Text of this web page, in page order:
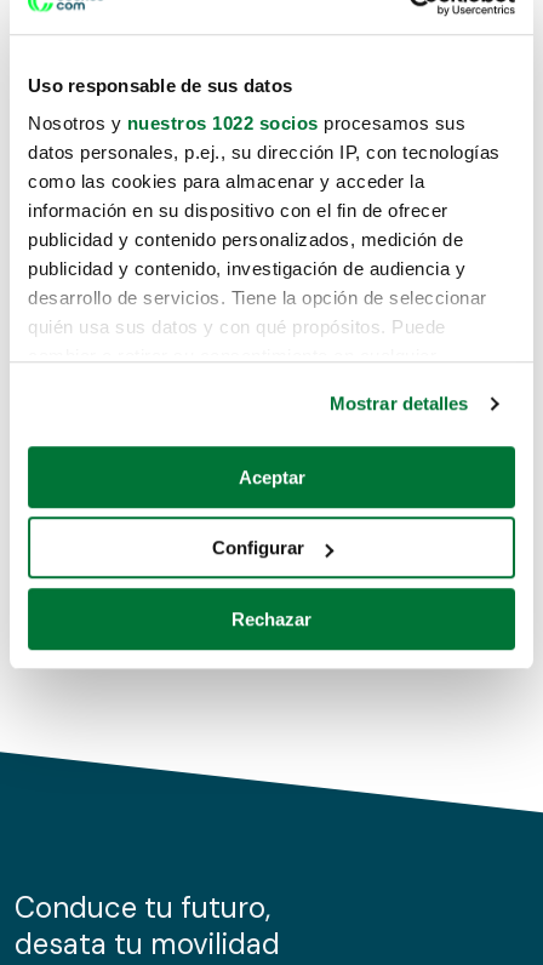
Uso responsable de sus datos
Nosotros y nuestros 1022 socios procesamos sus
datos personales, p.ej., su dirección IP, con tecnologías
como las cookies para almacenar y acceder la
información en su dispositivo con el fin de ofrecer
publicidad y contenido personalizados, medición de
publicidad y contenido, investigación de audiencia y
desarrollo de servicios. Tiene la opción de seleccionar
quién usa sus datos y con qué propósitos. Puede
Si lo permite, también quisiéramos:
Recopilar información sobre su ubicación geográfica
Identificar su dispositivo analizándolo activamente
para buscar características específicas (huellas
Obtenga más información sobre cómo se procesan sus
de cookies.
información sobre el uso que haga del sitio web con
nuestros partners de redes sociales, publicidad y análisis
Mostrar detalles
Aceptar
Configurar
Rechazar
Lo sentimos, no sabemos como
te hemos traido hasta aquí.
Pero puedes encontrar el coche que estás
buscando en alguno de estos enlaces:
Coches de segunda mano
Coches de km0
Conduce tu futuro,
desata tu movilidad